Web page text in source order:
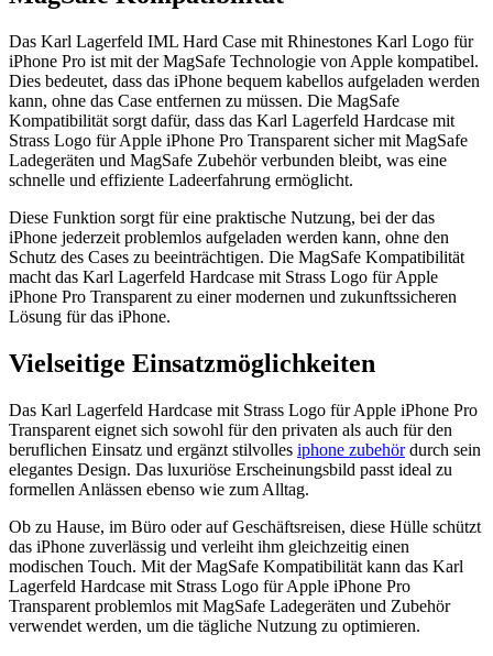
Das Karl Lagerfeld IML Hard Case mit Rhinestones Karl Logo für
iPhone Pro ist mit der MagSafe Technologie von Apple kompatibel.
Dies bedeutet, dass das iPhone bequem kabellos aufgeladen werden
kann, ohne das Case entfernen zu müssen. Die MagSafe
Kompatibilität sorgt dafür, dass das Karl Lagerfeld Hardcase mit
Strass Logo für Apple iPhone Pro Transparent sicher mit MagSafe
Ladegeräten und MagSafe Zubehör verbunden bleibt, was eine
schnelle und effiziente Ladeerfahrung ermöglicht.
Diese Funktion sorgt für eine praktische Nutzung, bei der das
iPhone jederzeit problemlos aufgeladen werden kann, ohne den
Schutz des Cases zu beeinträchtigen. Die MagSafe Kompatibilität
macht das Karl Lagerfeld Hardcase mit Strass Logo für Apple
iPhone Pro Transparent zu einer modernen und zukunftssicheren
Lösung für das iPhone.
Vielseitige Einsatzmöglichkeiten
Das Karl Lagerfeld Hardcase mit Strass Logo für Apple iPhone Pro
Transparent eignet sich sowohl für den privaten als auch für den
beruflichen Einsatz und ergänzt stilvolles iphone zubehör durch sein
elegantes Design. Das luxuriöse Erscheinungsbild passt ideal zu
formellen Anlässen ebenso wie zum Alltag.
Ob zu Hause, im Büro oder auf Geschäftsreisen, diese Hülle schützt
das iPhone zuverlässig und verleiht ihm gleichzeitig einen
modischen Touch. Mit der MagSafe Kompatibilität kann das Karl
Lagerfeld Hardcase mit Strass Logo für Apple iPhone Pro
Transparent problemlos mit MagSafe Ladegeräten und Zubehör
verwendet werden, um die tägliche Nutzung zu optimieren.